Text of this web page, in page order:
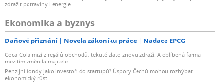
zdražit potraviny i energie
Ekonomika a byznys
Daňové přiznání Novela zákoníku práce Nadace EPCG
Coca-Cola mizí z regálů obchodů, tekuté zlato znovu zdraží. A oblíbená farma
mezitím změnila majitele
Penzijní fondy jako investoři do startupů? Úspory Čechů mohou rozhýbat
ekonomický růst